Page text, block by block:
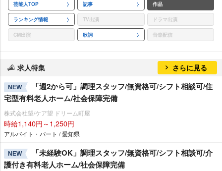
芸能人TOP 記事 作品
ランキング情報 TV出演 ドラマ出演
CM出演 歌詞 音楽配信
求人特集 さらに見る
NEW
「週2から可」調理スタッフ/無資格可/シフト相談可/住
宅型有料老人ホーム/社会保障完備
株式会社望/ケア望 ドリーム町屋
時給1,140円～1,250円
アルバイト・パート / 愛知県
NEW
「未経験OK」調理スタッフ/無資格可/シフト相談可/介
護付き有料老人ホーム/社会保障完備